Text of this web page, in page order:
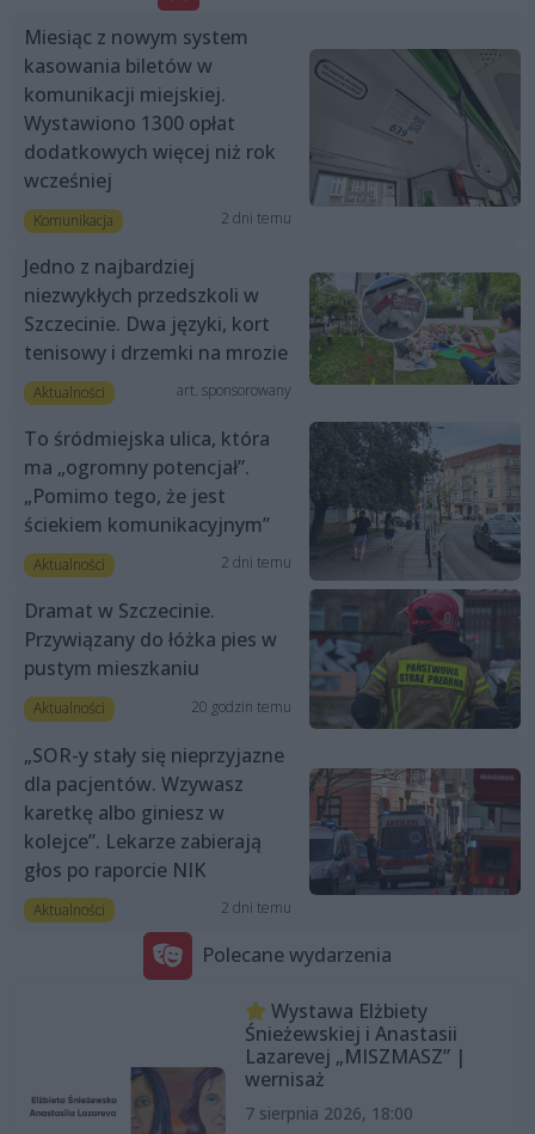
Miesiąc z nowym system
kasowania biletów w
komunikacji miejskiej.
Wystawiono 1300 opłat
dodatkowych więcej niż rok
wcześniej
Komunikacja 2 dni temu
Jedno z najbardziej
niezwykłych przedszkoli w
Szczecinie. Dwa języki, kort
tenisowy i drzemki na mrozie
Aktualności art. sponsorowany
To śródmiejska ulica, która
ma „ogromny potencjał”.
„Pomimo tego, że jest
ściekiem komunikacyjnym”
Aktualności 2 dni temu
Dramat w Szczecinie.
Przywiązany do łóżka pies w
pustym mieszkaniu
Aktualności 20 godzin temu
„SOR-y stały się nieprzyjazne
dla pacjentów. Wzywasz
karetkę albo giniesz w
kolejce”. Lekarze zabierają
głos po raporcie NIK
Aktualności 2 dni temu
Polecane wydarzenia
Wystawa Elżbiety
Śnieżewskiej i Anastasii
Lazarevej „MISZMASZ” |
wernisaż
7 sierpnia 2026, 18:00